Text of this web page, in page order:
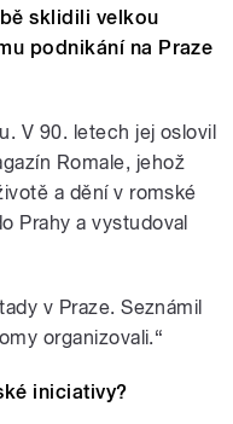
sklidili velkou
podnikání na Praze
V 90. letech jej oslovil
Romale, jehož
a dění v romské
Prahy a vystudoval
v Praze. Seznámil
organizovali.“
iniciativy?